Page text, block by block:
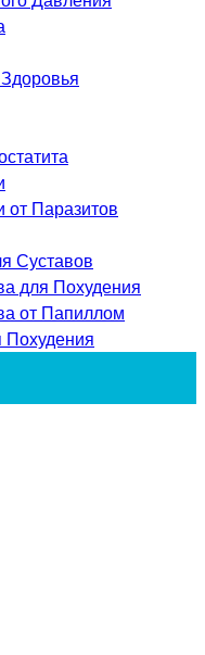
Паразитов
Суставов
для Похудения
от Папиллом